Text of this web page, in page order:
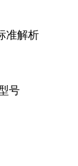
准解析
号